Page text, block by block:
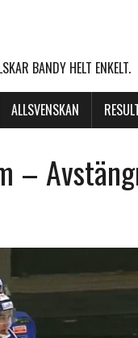
BANDY HELT ENKELT.
ALLSVENSKAN
–